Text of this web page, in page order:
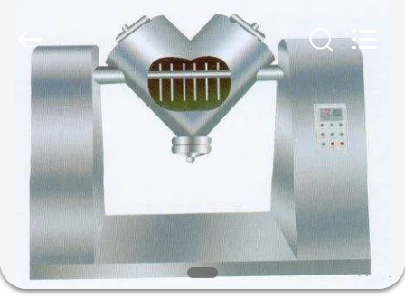
MAISON
PRODUITS
AU
SUJET
DE
Machinery
Reserved.